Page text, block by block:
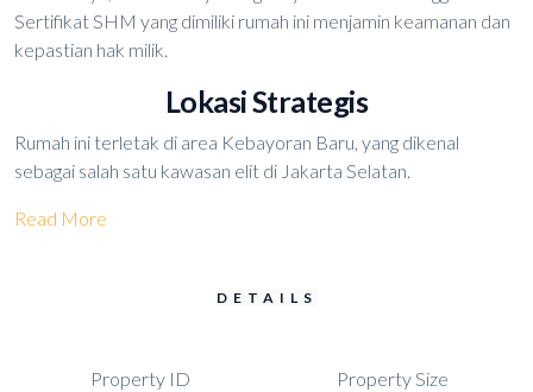
Sertifikat SHM yang dimiliki rumah ini menjamin keamanan dan
kepastian hak milik.
Lokasi Strategis
Rumah ini terletak di area Kebayoran Baru, yang dikenal
sebagai salah satu kawasan elit di Jakarta Selatan.
Read More
DETAILS
Property ID
Property Size